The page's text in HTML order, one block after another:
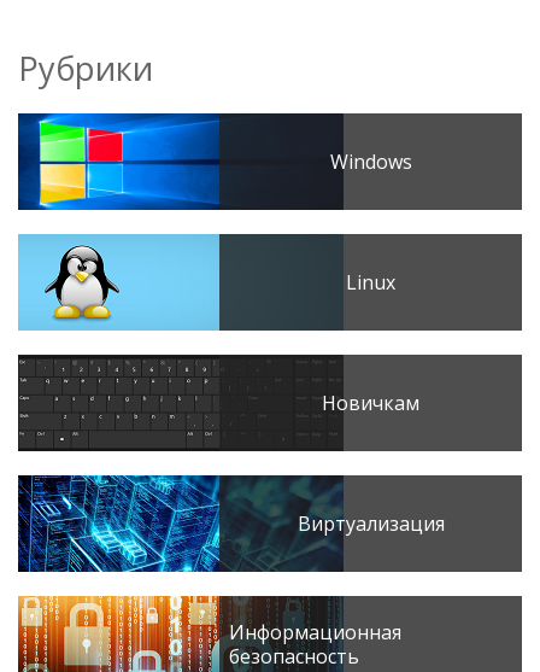
Рубрики
Windows
Linux
Новичкам
Виртуализация
Информационная
безопасность